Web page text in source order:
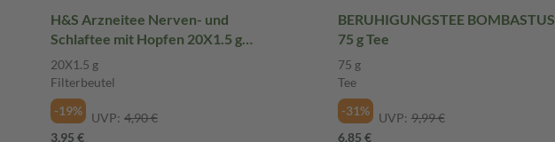
H&S Arzneitee Nerven- und
Schlaftee mit Hopfen 20X1.5 g
Filterbeutel
20X1.5 g
Filterbeutel
-19%
UVP: 4,90 €
3,95 €
BERUHIGUNGSTEE BOMBASTUS
75 g Tee
75 g
Tee
-31%
UVP: 9,99 €
6,85 €